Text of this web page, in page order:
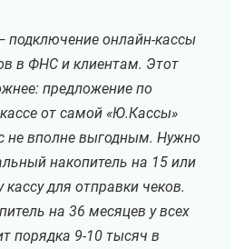
подключение онлайн-кассы
в ФНС и клиентам. Этот
предложение по
от самой «Ю.Кассы»
не вполне выгодным. Нужно
накопитель на 15 или
для отправки чеков.
на 36 месяцев у всех
порядка 9-10 тысяч в